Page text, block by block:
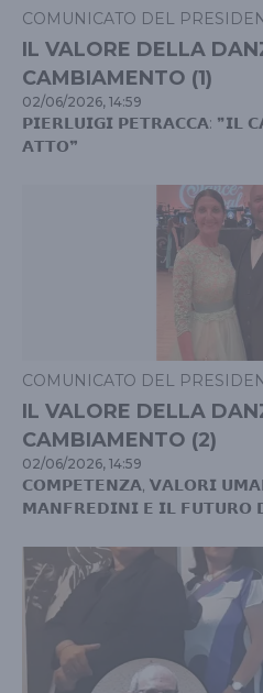
COMUNICATO DEL
IL VALORE DELLA
CAMBIAMENTO (1)
02/06/2026, 14:59
𝗣𝗜𝗘𝗥𝗟𝗨𝗜𝗚𝗜 𝗣𝗘𝗧𝗥𝗔𝗖𝗖𝗔: ❞𝗜𝗟
𝗔𝗧𝗧𝗢❞
COMUNICATO DEL
IL VALORE DELLA
CAMBIAMENTO (2)
02/06/2026, 14:59
𝗖𝗢𝗠𝗣𝗘𝗧𝗘𝗡𝗭𝗔,̓ 𝗩𝗔𝗟𝗢𝗥𝗜
𝗠𝗔𝗡𝗙𝗥𝗘𝗗𝗜𝗡𝗜 𝗘 𝗜𝗟 𝗙𝗨𝗧𝗨𝗥𝗢